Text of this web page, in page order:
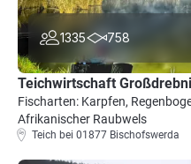
1335 758
Teichwirtschaft
Fischarten: Karpfen,
Afrikanischer Raubwels
Teich bei 01877 Bischofswerda